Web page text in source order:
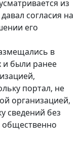
из
согласия на
его
в
и были ранее
портал, не
организацией,
сведений без
общественно